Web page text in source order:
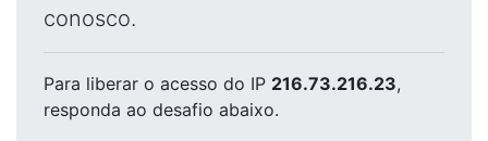
conosco.
Para liberar o acesso do IP 216.73.216.23,
responda ao desafio abaixo.